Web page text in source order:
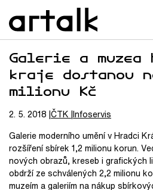
Galerie a muzea
kraje dostanou
milionu Kč
2. 5. 2018 ČTK Infoservis
Galerie moderního umění v Hradci
rozšíření sbírek 1,2 milionu korun.
nových obrazů, kreseb i grafických
obdrží ze schválených 2,2 milionu
muzeím a galeriím na nákup